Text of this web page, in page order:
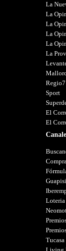
La
La
La
La
La
La
Regio7
Sport
El
El
Loteria
Tucasa